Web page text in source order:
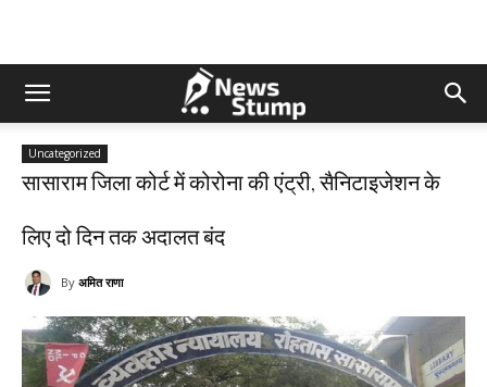
Uncategorized
सासाराम जिला कोर्ट में कोरोना की एंट्री, सैनिटाइजेशन के
लिए दो दिन तक अदालत बंद
By अमित राणा